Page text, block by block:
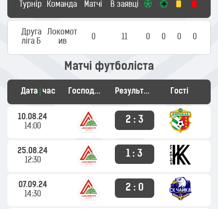
Турнір Команда Матчі В заявці
Друга
ліга Б
Локомот
ив
0 11 0 0 0 0
Матчі футболіста
Дата час Господарі Результат Гості
10.08.24
14:00
2 : 3
25.08.24
12:30
1 : 3
07.09.24
14:30
2 : 0